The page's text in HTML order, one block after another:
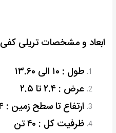
ابعاد و مشخصات تریلی کفی
طول : ۱۰ الی ۱۳.۶۰
عرض : ۲.۴ تا ۲.۵
ارتفاع تا سطح زمین : ۱.۴ تا ۱.۷
ظرفیت کل : ۴۰ تن